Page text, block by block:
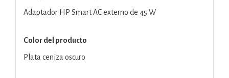
Adaptador HP Smart AC externo de 45 W
Color del producto
Plata ceniza oscuro